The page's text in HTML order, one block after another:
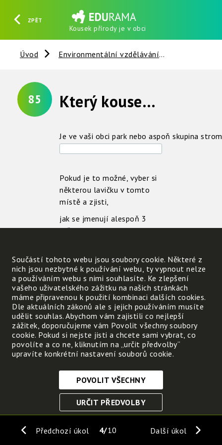
ZPĚT
Kousek přírody je v obci
HLEDAT REGISTROVAT PŘIHLÁSIT SE
Úvod Environmentální vzdělávání
85 Který kousek přírody je ve vaší obci ?
Je ve vaši obci park nebo aspoň skupina
Pokud je to možné, vyber si
některou lavičku v tomto
místě a zjisti,
jak se jmenují alespoň 3
keře nebo stromy, které jsou
Udělej fotografii z tohoto
místa (pokud možno
s lavičkou) avlož ji sem.
Nahrát
Předchozí úkol Další úkol
4 10
Součástí tohoto webu jsou soubory cookie. Některé z
nich jsou nezbytné k používání webu, ty vypnout nelze
a používáním webu s nimi souhlasíte. Ke zlepšení
vašeho uživatelského zážitku na našich stránkách
máme připravenou k použití kombinaci dalších cookies.
Dle aktuálních zákonů ale s jejich používáním musíte
udělit souhlas. Abychom vám zajistili co nejlepší
zážitek, doporučujeme vám Povolit všechny soubory
cookie. Pokud si nejste jisti a chcete sami vybrat, co
povolíte a co ne, kliknutím na „určit předvolby“
upravíte konkrétní nastavení souborů cookie.
Nezbytně nutné cookies
Tyto soubory cookie jsou nezbytné, abyste se mohli
funkce. Bez těchto cookies by webové stránky
POVOLIT VŠECHNY
URČIT PŘEDVOLBY